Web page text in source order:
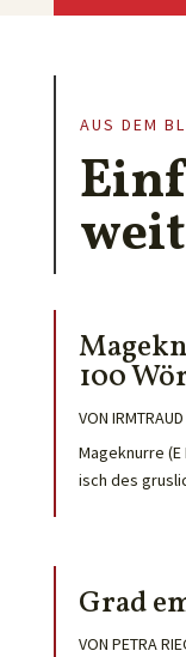
AUS DEM
100
VON
Mageknurre
isch des
Grad
VON PETRA